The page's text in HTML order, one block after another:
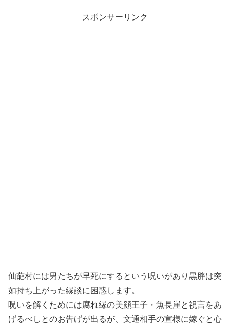
スポンサーリンク
仙葩村には男たちが早死にするという呪いがあり黒胖は突
如持ち上がった縁談に困惑します。
呪いを解くためには腐れ縁の美顔王子・魚長崖と祝言をあ
げるべしとのお告げが出るが、文通相手の宣様に嫁ぐと心